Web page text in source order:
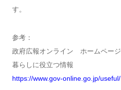
す。
参考：
政府広報オンライン ホームページ
暮らしに役立つ情報
https://www.gov-online.go.jp/useful/